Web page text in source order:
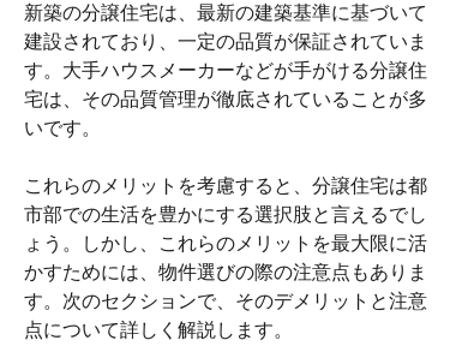
新築の分譲住宅は、最新の建築基準に基づいて
建設されており、一定の品質が保証されていま
す。大手ハウスメーカーなどが手がける分譲住
宅は、その品質管理が徹底されていることが多
いです。
これらのメリットを考慮すると、分譲住宅は都
市部での生活を豊かにする選択肢と言えるでし
ょう。しかし、これらのメリットを最大限に活
かすためには、物件選びの際の注意点もありま
す。次のセクションで、そのデメリットと注意
点について詳しく解説します。